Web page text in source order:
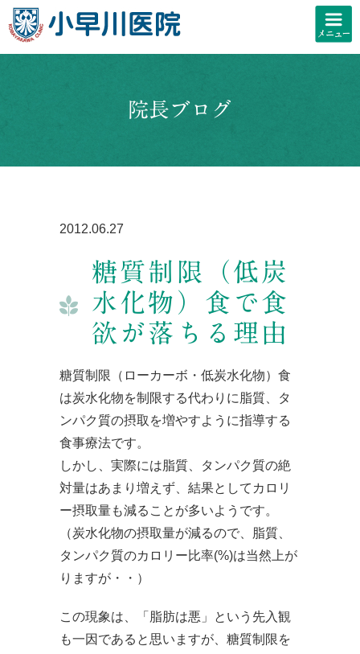
院長ブログ
2012.06.27
糖質制限（低炭
水化物）食で食
欲が落ちる理由
糖質制限（ローカーボ・低炭水化物）食
は炭水化物を制限する代わりに脂質、タ
ンパク質の摂取を増やすように指導する
食事療法です。
しかし、実際には脂質、タンパク質の絶
対量はあまり増えず、結果としてカロリ
ー摂取量も減ることが多いようです。
（炭水化物の摂取量が減るので、脂質、
タンパク質のカロリー比率(%)は当然上が
りますが・・）
この現象は、「脂肪は悪」という先入観
も一因であると思いますが、糖質制限を